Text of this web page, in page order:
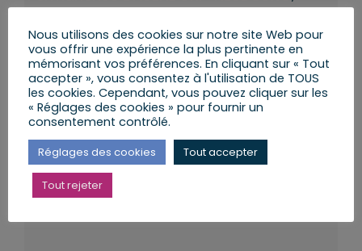
Nous utilisons des cookies sur notre site Web pour
vous offrir une expérience la plus pertinente en
mémorisant vos préférences. En cliquant sur « Tout
accepter », vous consentez à l'utilisation de TOUS
les cookies. Cependant, vous pouvez cliquer sur les
« Réglages des cookies » pour fournir un
consentement contrôlé.
Réglages des cookies Tout accepter
Tout rejeter